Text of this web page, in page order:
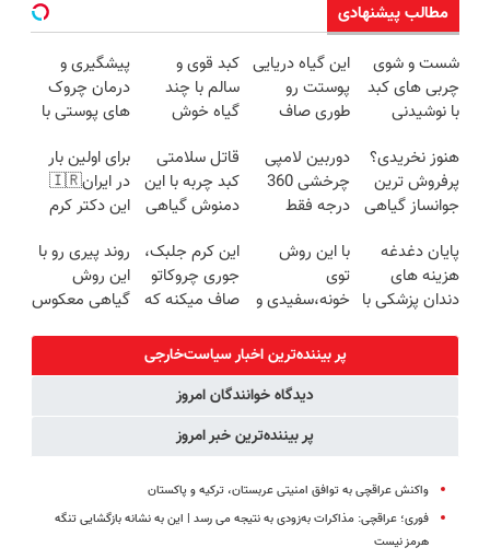
مطالب پیشنهادی
شست و شوی
چربی های کبد
با نوشیدنی
این گیاه دریایی
پوستت رو
طوری صاف
20سال جوون
شدی🔥
کبد قوی و
سالم با چند
گیاه خوش
پیشگیری و
درمان چروک
های پوستی با
هنوز نخریدی؟
پرفروش ترین
جوانساز گیاهی
دوربین لامپی
چرخشی 360
درجه فقط
🔥 پرداخت
درب منزل
قاتل سلامتی
کبد چربه با این
دمنوش گیاهی
برای اولین بار
در ایران🇮🇷
این دکتر کرم
روزه ساخت!
پایان دغدغه
هزینه های
دندان پزشکی با
با این روش
توی
خونه،سفیدی و
برگردون
(40%off)
این کرم جلبک،
جوری چروکاتو
صاف میکنه که
کردی!(تخفیف
ویژه)
روند پیری رو با
این روش
گیاهی معکوس
پر بیننده‌ترین اخبار سیاست‌خارجی
دیدگاه خوانندگان امروز
پر بیننده‌ترین خبر امروز
واکنش عراقچی به توافق امنیتی عربستان، ترکیه و پاکستان
فوری؛ عراقچی: مذاکرات به‌زودی به نتیجه می رسد | این به نشانه بازگشایی تنگه
هرمز نیست